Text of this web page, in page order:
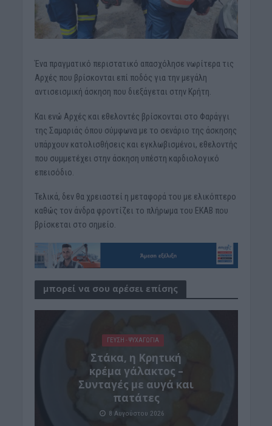
Ένα πραγματικό περιστατικό απασχόλησε νωρίτερα τις
Αρχές που βρίσκονται επί ποδός για την μεγάλη
αντισεισμική άσκηση που διεξάγεται στην Κρήτη.
Και ενώ Αρχές και εθελοντές βρίσκονται στο Φαράγγι
της Σαμαριάς όπου σύμφωνα με το σενάριο της άσκησης
υπάρχουν κατολισθήσεις και εγκλωβισμένοι, εθελοντής
που συμμετέχει στην άσκηση υπέστη καρδιολογικό
επεισόδιο.
Τελικά, δεν θα χρειαστεί η μεταφορά του με ελικόπτερο
καθώς τον άνδρα φροντίζει το πλήρωμα του ΕΚΑΒ που
βρίσκεται στο σημείο.
μπορεί να σου αρέσει επίσης
ΓΕΎΣΗ - ΨΥΧΑΓΩΓΊΑ
Στάκα, η Κρητική
κρέμα γάλακτος –
Συνταγές με αυγά και
πατάτες
8 Αυγούστου 2026